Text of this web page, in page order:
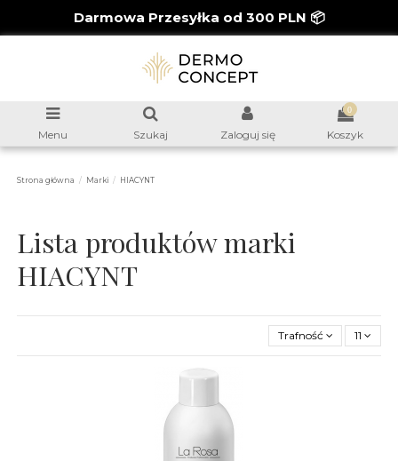
Darmowa Przesyłka od 300 PLN 📦
Menu Szukaj Zaloguj się
0
Koszyk
Strona główna Marki HIACYNT
Lista produktów marki
HIACYNT
Trafność 11